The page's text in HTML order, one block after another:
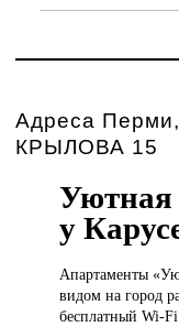
Адреса
КРЫЛОВА 15
Уютная
у
Апартаменты
видом на город
бесплатный Wi-